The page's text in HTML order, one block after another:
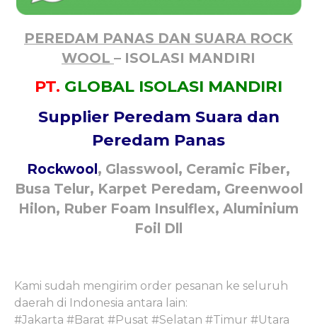
PEREDAM PANAS DAN SUARA ROCK
WOOL – ISOLASI MANDIRI
PT. GLOBAL ISOLASI MANDIRI
Supplier Peredam Suara dan
Peredam Panas
Rockwool, Glasswool, Ceramic Fiber,
Busa Telur, Karpet Peredam, Greenwool
Hilon, Ruber Foam Insulflex, Aluminium
Foil Dll
Kami sudah mengirim order pesanan ke seluruh
daerah di Indonesia antara lain:
#Jakarta #Barat #Pusat #Selatan #Timur #Utara